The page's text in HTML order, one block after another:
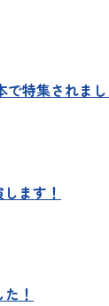
で特集されまし
ます！
！